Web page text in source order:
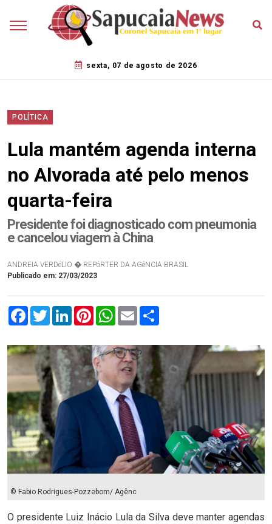
sexta, 07 de agosto de 2026
POLÍTICA
Lula mantém agenda interna
no Alvorada até pelo menos
quarta-feira
Presidente foi diagnosticado com pneumonia
e cancelou viagem à China
ANDREIA VERDéLIO � REPóRTER DA AGêNCIA BRASIL
Publicado em: 27/03/2023
FacebookTwitterLinkedInPinterestWhatsApp
Email
© Fabio Rodrigues-Pozzebom/ Agênc
O presidente Luiz Inácio Lula da Silva deve manter agendas